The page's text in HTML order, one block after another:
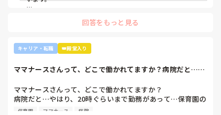
いろんな働き方あるよ』と部署は決まってませんが、異動確
り、看護のつながりが無かったことは自分でも反省していま
すし、今後成長させていきたいなと思っています。
いないです。
るかな？』『自分ならそこまでされたら辞めるよ』とのこ
と。
師長さんの言ってることも確かに理解できますが
アややることが多くて忙しくても、人間関係は良好でも、どう
外来や検診センターは、また病棟とは全然違う業務になるの
で、病棟での臨床経験を積みたい気持ちがあるのであれば、ご
きな病院だとどうしても異動で行きたくない場所に行かされて
病院も規模やいろいろ取り組んでいることが違うので、探して
みるとおもしろいですよ。ただ、転職するなら3年は基礎をつ
けてもいいのかなと思います。中途採用は即戦力を期待されま
回答をもっと見る
キャリア・転職 👑殿堂入り
ママナースさんって、どこで働かれてますか？病院だと…や
ママナースさんって、どこで働かれてますか？
病院だと…やはり、20時ぐらいまで勤務があって…保育園の
お迎えが間に合わないことが多くて…
保育園 ママナース 病院